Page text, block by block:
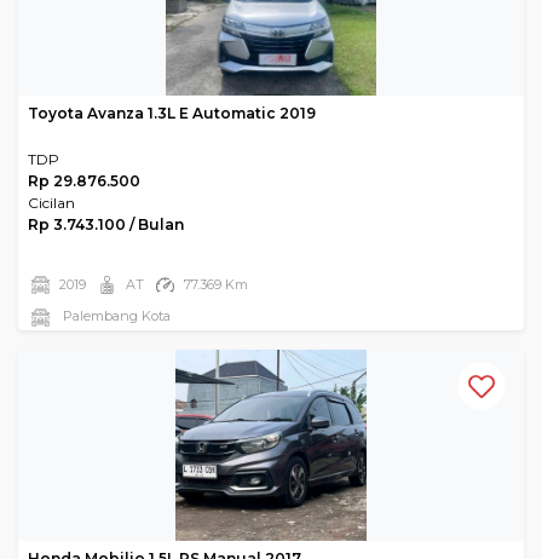
Toyota Avanza 1.3L E Automatic 2019
TDP
Rp 29.876.500
Cicilan
Rp 3.743.100 / Bulan
2019 AT
77.369 Km
Palembang Kota